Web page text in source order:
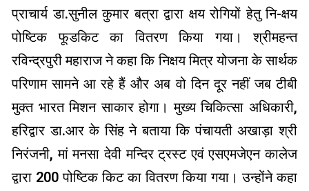
प्राचार्य डा.सुनील कुमार बत्रा द्वारा क्षय रोगियों हेतु नि-क्षय
पोष्टिक फूडकिट का वितरण किया गया। श्रीमहन्त
रविन्द्रपुरी महाराज ने कहा कि निक्षय मित्र योजना के सार्थक
परिणाम सामने आ रहे हैं और अब वो दिन दूर नहीं जब टीबी
मुक्त भारत मिशन साकार होगा। मुख्य चिकित्सा अधिकारी,
हरिद्वार डा.आर के सिंह ने बताया कि पंचायती अखाड़ा श्री
निरंजनी, मां मनसा देवी मन्दिर ट्रस्ट एवं एसएमजेएन कालेज
द्वारा 200 पोष्टिक किट का वितरण किया गया। उन्होंने कहा